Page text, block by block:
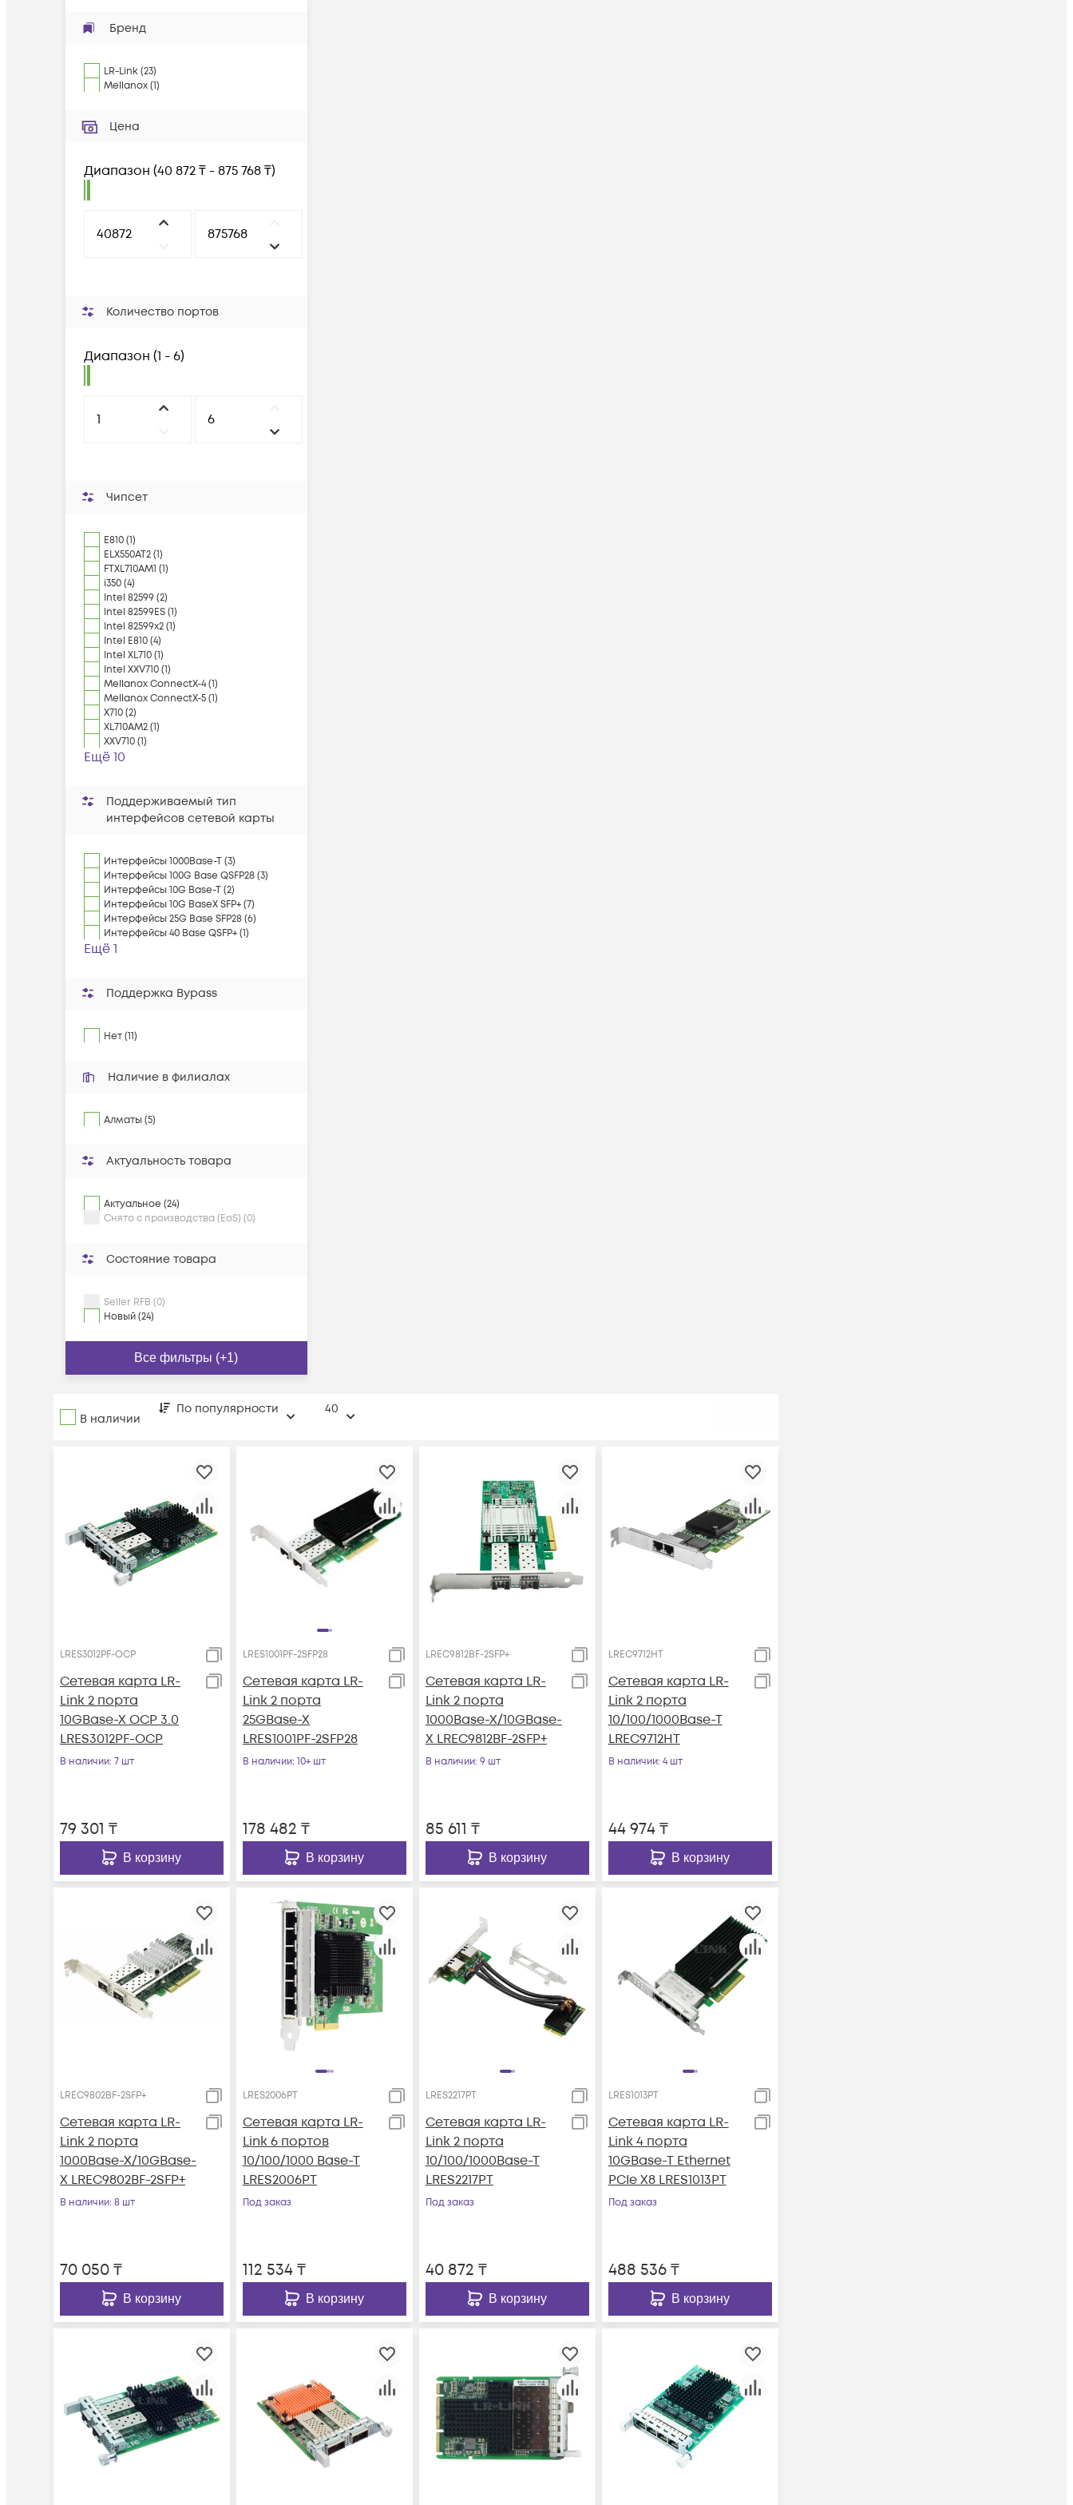
Бренд
LR-Link(23)
Mellanox(1)
Цена
Диапазон (40 872 ₸ - 875 768 ₸)
Количество портов
Диапазон (1 - 6)
Чипсет
E810 (1)
ELX550AT2 (1)
FTXL710AM1 (1)
i350 (4)
Intel 82599 (2)
Intel 82599ES (1)
Intel 82599x2 (1)
Intel E810 (4)
Intel XL710 (1)
Intel XXV710 (1)
Mellanox ConnectX-4 (1)
Mellanox ConnectX-5 (1)
X710 (2)
XL710AM2 (1)
XXV710 (1)
Ещё 10
Поддерживаемый тип
интерфейсов сетевой карты
Интерфейсы 1000Base-T (3)
Интерфейсы 100G Base QSFP28 (3)
Интерфейсы 10G Base-T (2)
Интерфейсы 10G BaseX SFP+ (7)
Интерфейсы 25G Base SFP28 (6)
Интерфейсы 40 Base QSFP+ (1)
Ещё 1
Поддержка Bypass
Нет (11)
Наличие в филиалах
Алматы (5)
Актуальность товара
Актуальное (24)
Снято с производства (EoS) (0)
Состояние товара
Seller RFB (0)
Новый (24)
Все фильтры (+1)
В наличии
По популярности 40
LRES3012PF-OCP
Сетевая карта LR-
Link 2 порта
10GBase-X OCP 3.0
LRES3012PF-OCP
В наличии: 7 шт
79 301 ₸
В корзину
LRES1001PF-2SFP28
Сетевая карта LR-
Link 2 порта
25GBase-X
LRES1001PF-2SFP28
В наличии: 10+ шт
178 482 ₸
В корзину
LREC9812BF-2SFP+
Сетевая карта LR-
Link 2 порта
1000Base-X/10GBase-
X LREC9812BF-2SFP+
В наличии: 9 шт
85 611 ₸
В корзину
LREC9712HT
Сетевая карта LR-
Link 2 порта
10/100/1000Base-T
LREC9712HT
В наличии: 4 шт
44 974₸
В корзину
LREC9802BF-2SFP+
Сетевая карта LR-
Link 2 порта
1000Base-X/10GBase-
X LREC9802BF-2SFP+
В наличии: 8 шт
70 050₸
В корзину
LRES2006PT
Сетевая карта LR-
Link 6 портов
10/100/1000 Base-T
LRES2006PT
Под заказ
112 534₸
В корзину
LRES2217PT
Сетевая карта LR-
Link 2 порта
10/100/1000Base-T
LRES2217PT
Под заказ
40 872 ₸
В корзину
LRES1013PT
Сетевая карта LR-
Link 4 порта
10GBase-T Ethernet
PCIe X8 LRES1013PT
Под заказ
488 536₸
В корзину